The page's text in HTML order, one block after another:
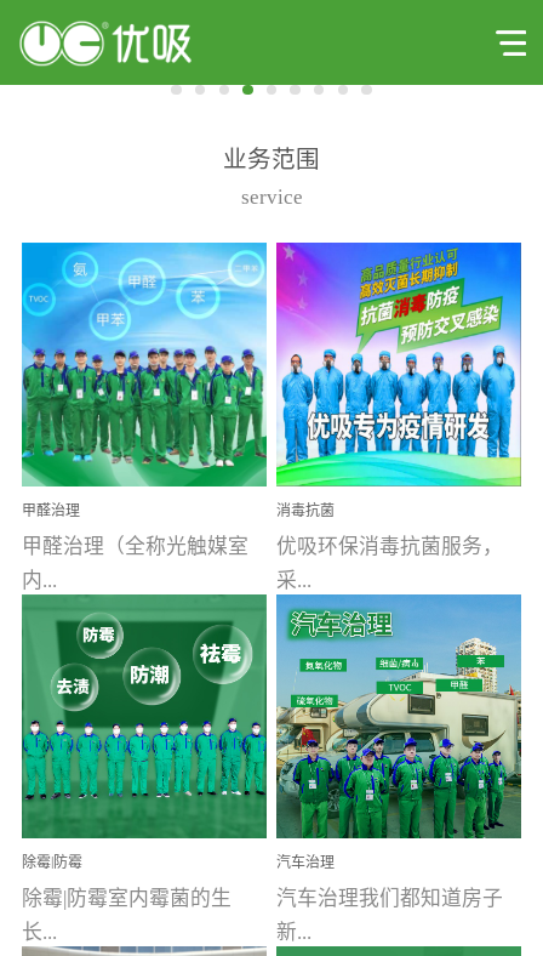
业务范围
service
甲醛治理
甲醛治理（全称光触媒室
内...
空气污染净化治理）工业
文明的进步，创造了多姿
多彩的家居产品和生活情
调，但也带来了以甲醛为
首的室内...
消毒抗菌
优吸环保消毒抗菌服务，
采...
用行业公认奥维牌消毒
液，具备杀死人体冠状病
毒的功效，杀菌率
99.99%。相对于传统消毒
液来说，无...
除霉|防霉
除霉|防霉室内霉菌的生
长...
汽车治理
汽车治理我们都知道房子
新...